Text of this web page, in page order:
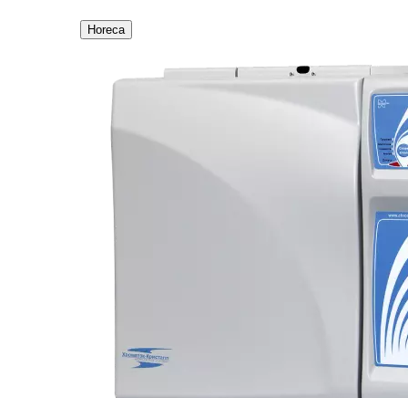
Horeca